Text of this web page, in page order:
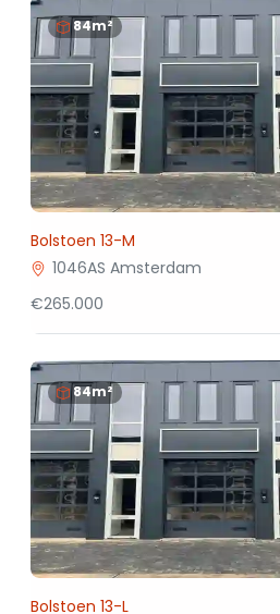
84m²
Bolstoen 13-M
1046AS Amsterdam
€265.000
84m²
Bolstoen 13-L